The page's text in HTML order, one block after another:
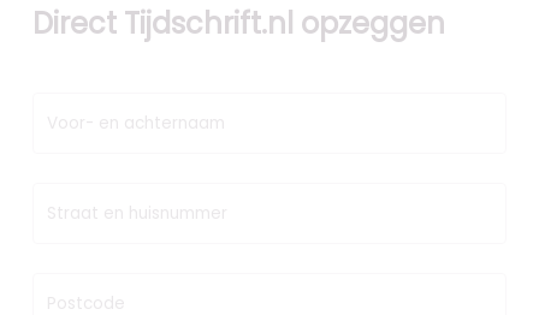
Direct Tijdschrift.nl opzeggen
Voor- en achternaam
Straat en huisnummer
Postcode